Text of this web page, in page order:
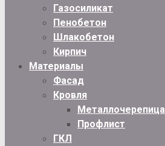
Газосиликат
Пенобетон
Шлакобетон
Кирпич
Материалы
Фасад
Кровля
Металлочерепица
Профлист
ГКЛ